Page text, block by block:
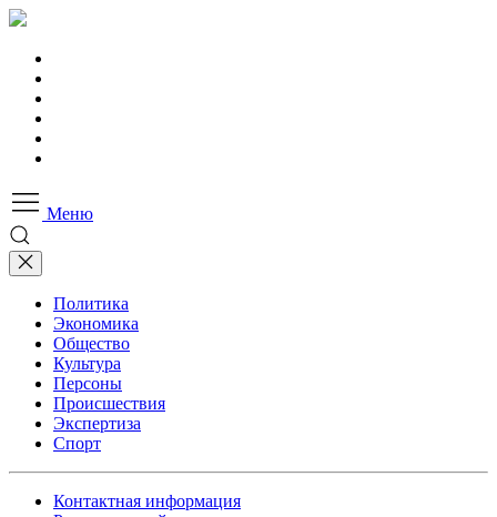
Меню
Политика
Экономика
Общество
Культура
Персоны
Происшествия
Экспертиза
Спорт
Контактная информация